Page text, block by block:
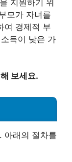
지원하기 위
모가 자녀를
여 경제적 부
득이 낮은 가
보세요.
아래의 절차를